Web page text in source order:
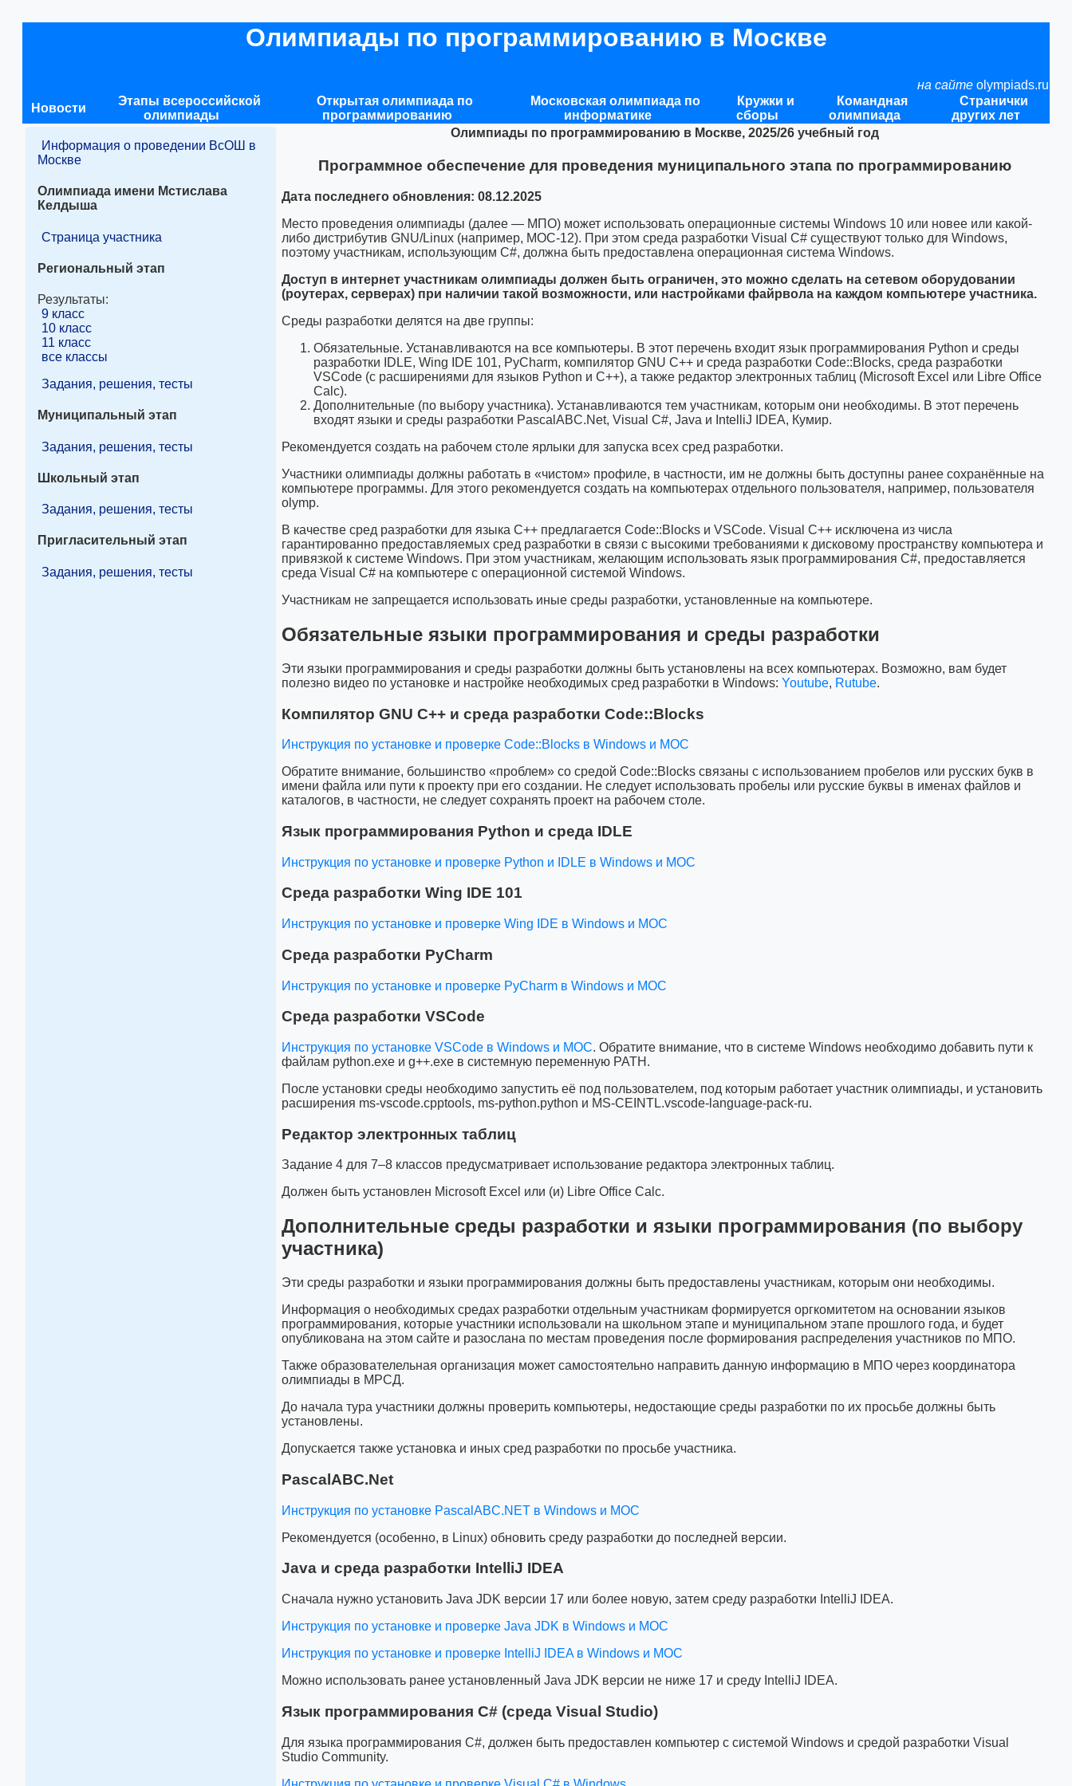
Олимпиады по программированию в Москве
на сайте olympiads.ru
Новости
Этапы всероссийской
олимпиады
Открытая олимпиада по
программированию
Московская олимпиада по
информатике
Кружки и
сборы
Командная
олимпиада
Странички
других лет
Информация о проведении ВсОШ в
Москве
Олимпиада имени Мстислава
Келдыша
Страница участника
Региональный этап
Результаты:
9 класс
10 класс
11 класс
все классы
Задания, решения, тесты
Муниципальный этап
Задания, решения, тесты
Школьный этап
Задания, решения, тесты
Пригласительный этап
Задания, решения, тесты
Олимпиады по программированию в Москве, 2025/26 учебный год
Программное обеспечение для проведения муниципального этапа по программированию
Дата последнего обновления: 08.12.2025
Место проведения олимпиады (далее — МПО) может использовать операционные системы Windows 10 или новее или какой-
либо дистрибутив GNU/Linux (например, МОС-12). При этом среда разработки Visual C# существуют только для Windows,
поэтому участникам, использующим С#, должна быть предоставлена операционная система Windows.
Доступ в интернет участникам олимпиады должен быть ограничен, это можно сделать на сетевом оборудовании
(роутерах, серверах) при наличии такой возможности, или настройками файрвола на каждом компьютере участника.
Cреды разработки делятся на две группы:
Обязательные. Устанавливаются на все компьютеры. В этот перечень входит язык программирования Python и среды
разработки IDLE, Wing IDE 101, PyCharm, компилятор GNU C++ и среда разработки Code::Blocks, среда разработки
VSCode (с расширениями для языков Python и С++), а также редактор электронных таблиц (Microsoft Excel или Libre Office
Calc).
Дополнительные (по выбору участника). Устанавливаются тем участникам, которым они необходимы. В этот перечень
входят языки и среды разработки PascalABC.Net, Visual C#, Java и IntelliJ IDEA, Кумир.
Рекомендуется создать на рабочем столе ярлыки для запуска всех сред разработки.
Участники олимпиады должны работать в «чистом» профиле, в частности, им не должны быть доступны ранее сохранённые на
компьютере программы. Для этого рекомендуется создать на компьютерах отдельного пользователя, например, пользователя
olymp.
В качестве cред разработки для языка C++ предлагается Code::Blocks и VSCode. Visual C++ исключена из числа
гарантированно предоставляемых сред разработки в связи с высокими требованиями к дисковому пространству компьютера и
привязкой к системе Windows. При этом участникам, желающим использовать язык программирования C#, предоставляется
среда Visual C# на компьютере с операционной системой Windows.
Участникам не запрещается использовать иные среды разработки, установленные на компьютере.
Обязательные языки программирования и среды разработки
Эти языки программирования и среды разработки должны быть установлены на всех компьютерах. Возможно, вам будет
полезно видео по установке и настройке необходимых сред разработки в Windows: Youtube, Rutube.
Компилятор GNU C++ и среда разработки Code::Blocks
Инструкция по установке и проверке Code::Blocks в Windows и МОС
Обратите внимание, большинство «проблем» со средой Code::Blocks связаны с использованием пробелов или русских букв в
имени файла или пути к проекту при его создании. Не следует использовать пробелы или русские буквы в именах файлов и
каталогов, в частности, не следует сохранять проект на рабочем столе.
Язык программирования Python и среда IDLE
Инструкция по установке и проверке Python и IDLE в Windows и МОС
Среда разработки Wing IDE 101
Инструкция по установке и проверке Wing IDE в Windows и МОС
Среда разработки PyCharm
Инструкция по установке и проверке PyCharm в Windows и МОС
Среда разработки VSCode
Инструкция по установке VSCode в Windows и МОС. Обратите внимание, что в системе Windows необходимо добавить пути к
файлам python.exe и g++.exe в системную переменную PATH.
После установки среды необходимо запустить её под пользователем, под которым работает участник олимпиады, и установить
расширения ms-vscode.cpptools, ms-python.python и MS-CEINTL.vscode-language-pack-ru.
Редактор электронных таблиц
Задание 4 для 7–8 классов предусматривает использование редактора электронных таблиц.
Должен быть установлен Microsoft Excel или (и) Libre Office Calс.
Дополнительные среды разработки и языки программирования (по выбору
участника)
Эти среды разработки и языки программирования должны быть предоставлены участникам, которым они необходимы.
Информация о необходимых средах разработки отдельным участникам формируется оргкомитетом на основании языков
программирования, которые участники использовали на школьном этапе и муниципальном этапе прошлого года, и будет
опубликована на этом сайте и разослана по местам проведения после формирования распределения участников по МПО.
Также образователельная организация может самостоятельно направить данную информацию в МПО через координатора
олимпиады в МРСД.
До начала тура участники должны проверить компьютеры, недостающие среды разработки по их просьбе должны быть
установлены.
Допускается также установка и иных сред разработки по просьбе участника.
PascalABC.Net
Инструкция по установке PascalABC.NET в Windows и МОС
Рекомендуется (особенно, в Linux) обновить среду разработки до последней версии.
Java и среда разработки IntelliJ IDEA
Сначала нужно установить Java JDK версии 17 или более новую, затем среду разработки IntelliJ IDEA.
Инструкция по установке и проверке Java JDK в Windows и МОС
Инструкция по установке и проверке IntelliJ IDEA в Windows и МОС
Можно использовать ранее установленный Java JDK версии не ниже 17 и среду IntelliJ IDEA.
Язык программирования C# (среда Visual Studio)
Для языка программирования C#, должен быть предоставлен компьютер с системой Windows и средой разработки Visual
Studio Community.